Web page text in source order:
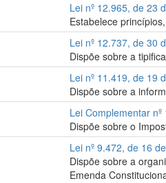
Lei nº 12.965, de 23
Estabelece
Lei nº 12.737, de 30
Dispõe sobre a
Lei nº 11.419, de 19
Dispõe sobre a
Lei Complementar
Dispõe sobre o
Lei nº 9.472, de 16
Dispõe sobre a
Emenda